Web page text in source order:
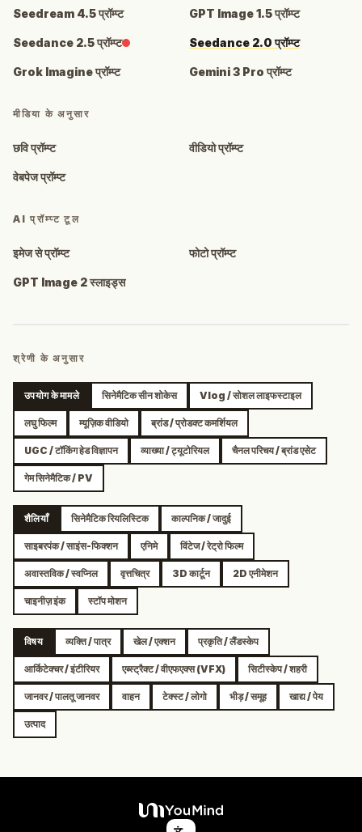
Seedream 4.5 प्रॉम्प्ट GPT Image 1.5 प्रॉम्प्ट
Seedance 2.5 प्रॉम्प्ट Seedance 2.0 प्रॉम्प्ट
Grok Imagine प्रॉम्प्ट Gemini 3 Pro प्रॉम्प्ट
मीडिया के अनुसार
छवि प्रॉम्प्ट वीडियो प्रॉम्प्ट
वेबपेज प्रॉम्प्ट
AI प्रॉम्प्ट टूल
इमेज से प्रॉम्प्ट फोटो प्रॉम्प्ट
GPT Image 2 स्लाइड्स
श्रेणी के अनुसार
उपयोग के मामले सिनेमैटिक सीन शोकेस Vlog / सोशल लाइफस्टाइल
लघु फिल्म म्यूज़िक वीडियो ब्रांड / प्रोडक्ट कमर्शियल
UGC / टॉकिंग हेड विज्ञापन व्याख्या / ट्यूटोरियल चैनल परिचय / ब्रांड एसेट
गेम सिनेमैटिक / PV
शैलियाँ सिनेमैटिक रियलिस्टिक काल्पनिक / जादुई
साइबरपंक / साइंस-फिक्शन एनिमे विंटेज / रेट्रो फिल्म
अवास्तविक / स्वप्निल वृत्तचित्र 3D कार्टून 2D एनीमेशन
चाइनीज़ इंक स्टॉप मोशन
विषय व्यक्ति / पात्र खेल / एक्शन प्रकृति / लैंडस्केप
आर्किटेक्चर / इंटीरियर एब्स्ट्रैक्ट / वीएफएक्स (VFX) सिटीस्केप / शहरी
जानवर / पालतू जानवर वाहन टेक्स्ट / लोगो भीड़ / समूह खाद्य / पेय
उत्पाद